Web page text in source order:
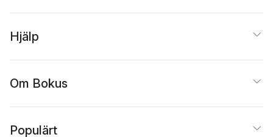
Hjälp
Om Bokus
Populärt